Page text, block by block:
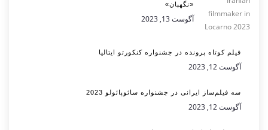
«نگهبان»
آگوست 13, 2023
فیلم کوتاه پرونده در جشنواره کنکورتو ایتالیا
آگوست 12, 2023
سه فیلم‌ساز ایرانی در جشنواره سائوپائولو 2023
آگوست 12, 2023